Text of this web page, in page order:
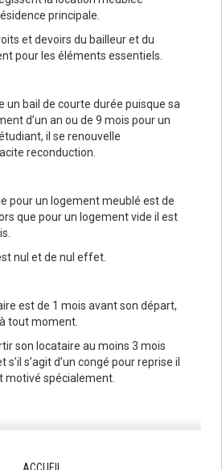
principale.
et devoirs du bailleur et du
pour les éléments essentiels.
un bail de courte durée puisque sa
d’un an ou de 9 mois pour un
il se renouvelle
reconduction.
pour un logement meublé est de
que pour un logement vide il est
nul et de nul effet.
est de 1 mois avant son départ,
tout moment.
son locataire au moins 3 mois
s’agit d’un congé pour reprise il
motivé spécialement.